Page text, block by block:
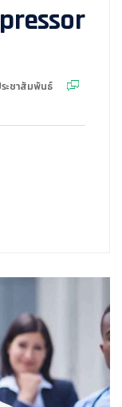
ะชาสัมพันธ์